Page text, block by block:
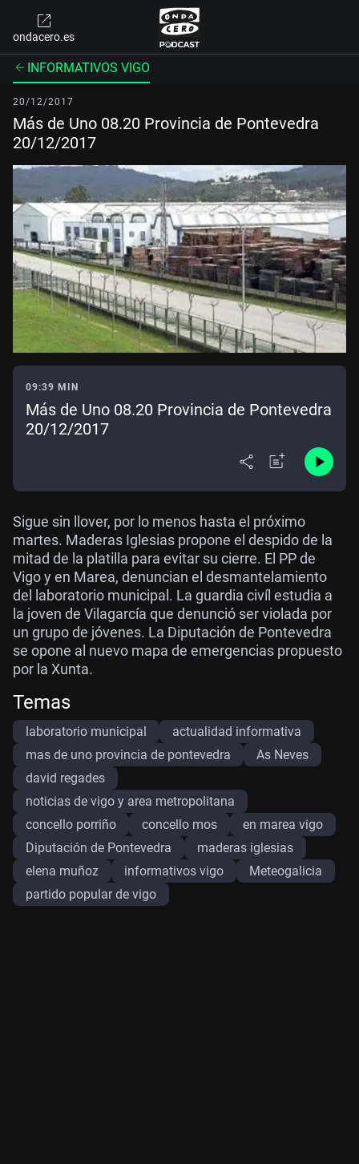
ondacero.es
INFORMATIVOS VIGO
20/12/2017
Más de Uno 08.20 Provincia de Pontevedra
20/12/2017
09:39 MIN
Más de Uno 08.20 Provincia de Pontevedra
20/12/2017
Sigue sin llover, por lo menos hasta el próximo
martes. Maderas Iglesias propone el despido de la
mitad de la platilla para evitar su cierre. El PP de
Vigo y en Marea, denuncian el desmantelamiento
del laboratorio municipal. La guardia civíl estudia a
la joven de Vilagarcía que denunció ser violada por
un grupo de jóvenes. La Diputación de Pontevedra
se opone al nuevo mapa de emergencias propuesto
por la Xunta.
Temas
laboratorio municipal
actualidad informativa
mas de uno provincia de pontevedra
As Neves
david regades
noticias de vigo y area metropolitana
concello porriño
concello mos
en marea vigo
Diputación de Pontevedra
maderas iglesias
elena muñoz
informativos vigo
Meteogalicia
partido popular de vigo